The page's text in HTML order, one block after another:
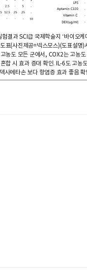
결과 SCI급 국제학술지 ‘바이오케
표(사진제공=넥스모스)(도표설명)
농도 모든 군에서, COX2는 고농도
합 시 효과 증대 확인. IL-6도 고농
사메타손 보다 항염증 효과 좋음 확